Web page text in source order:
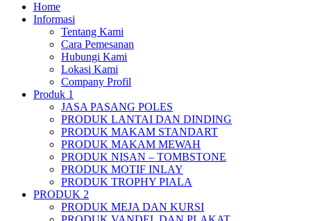
Home
Informasi
Tentang Kami
Cara Pemesanan
Hubungi Kami
Lokasi Kami
Company Profil
Produk 1
JASA PASANG POLES
PRODUK LANTAI DAN DINDING
PRODUK MAKAM STANDART
PRODUK MAKAM MEWAH
PRODUK NISAN – TOMBSTONE
PRODUK MOTIF INLAY
PRODUK TROPHY PIALA
PRODUK 2
PRODUK MEJA DAN KURSI